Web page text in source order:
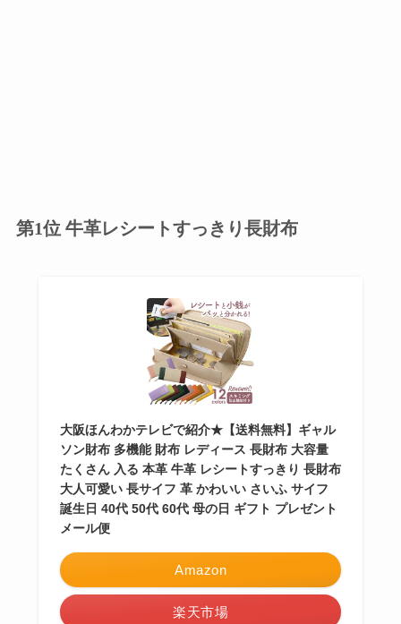
第1位 牛革レシートすっきり長財布
大阪ほんわかテレビで紹介★【送料無料】ギャル
ソン財布 多機能 財布 レディース 長財布 大容量
たくさん 入る 本革 牛革 レシートすっきり 長財布
大人可愛い 長サイフ 革 かわいい さいふ サイフ
誕生日 40代 50代 60代 母の日 ギフト プレゼント
メール便
Amazon
楽天市場